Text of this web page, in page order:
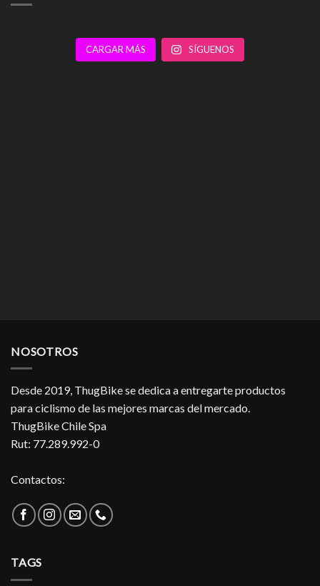
CARGAR MÁS SÍGUENOS
NOSOTROS
Desde 2019, ThugBike se dedica a entregarte productos
para ciclismo de las mejores marcas del mercado.
ThugBike Chile Spa
Rut: 77.289.992-0
Contactos:
TAGS